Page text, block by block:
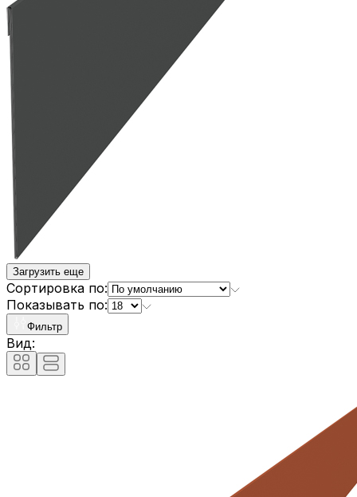
Загрузить еще
Сортировка по:
Показывать по:
Фильтр
Вид: